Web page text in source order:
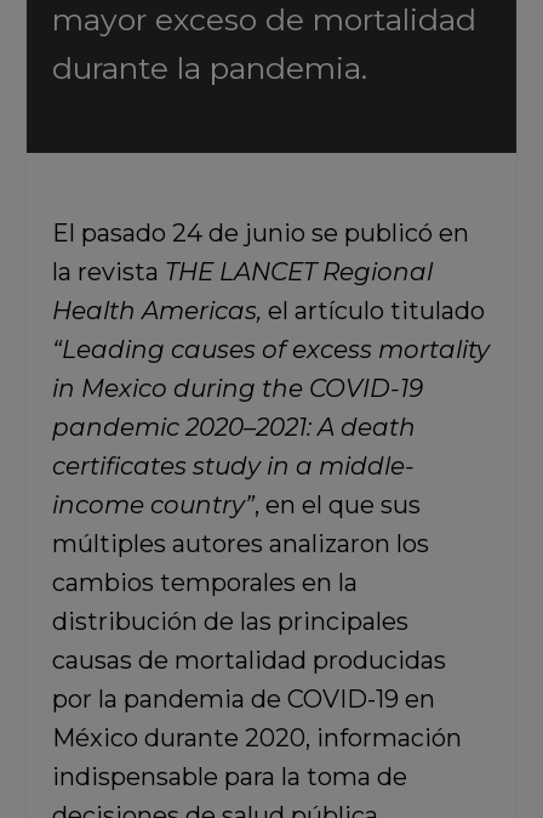
mayor exceso de mortalidad
durante la pandemia.
El pasado 24 de junio se publicó en
la revista THE LANCET Regional
Health Americas, el artículo titulado
“Leading causes of excess mortality
in Mexico during the COVID-19
pandemic 2020–2021: A death
certificates study in a middle-
income country”, en el que sus
múltiples autores analizaron los
cambios temporales en la
distribución de las principales
causas de mortalidad producidas
por la pandemia de COVID-19 en
México durante 2020, información
indispensable para la toma de